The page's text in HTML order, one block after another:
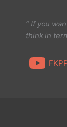
“ If you
think in